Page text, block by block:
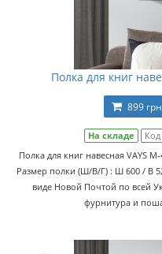
Полка для книг
899
На складе Код
Полка для книг навесная VAYS
Размер полки (Ш/В/Г) : Ш 600 / В
виде Новой Почтой по всей
фурнитура и